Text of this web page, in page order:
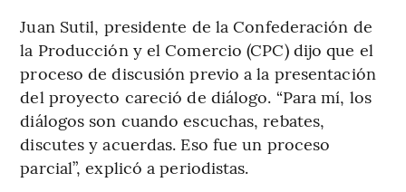
Juan Sutil, presidente de la Confederación de
la Producción y el Comercio (CPC) dijo que el
proceso de discusión previo a la presentación
del proyecto careció de diálogo. “Para mí, los
diálogos son cuando escuchas, rebates,
discutes y acuerdas. Eso fue un proceso
parcial”, explicó a periodistas.